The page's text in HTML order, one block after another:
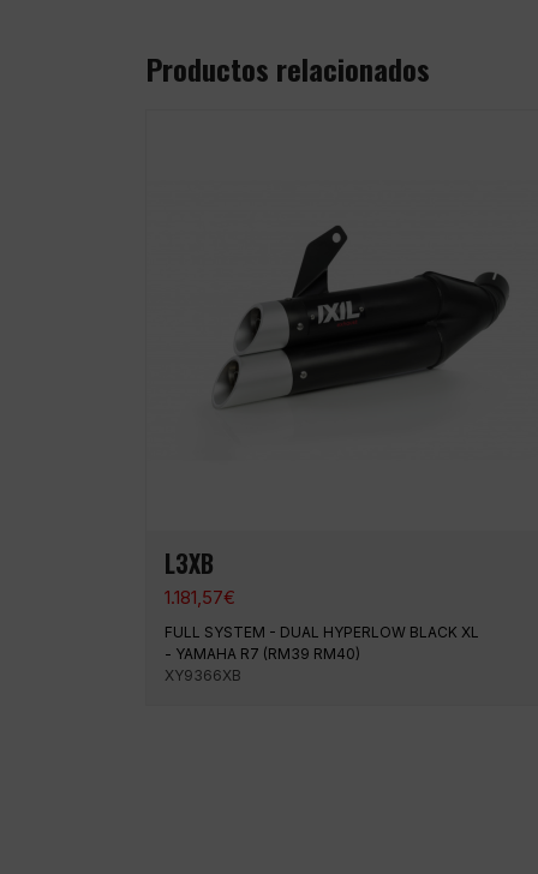
Productos relacionados
L3XB
1.181,57€
FULL SYSTEM - DUAL HYPERLOW BLACK XL
- YAMAHA R7 (RM39 RM40)
XY9366XB